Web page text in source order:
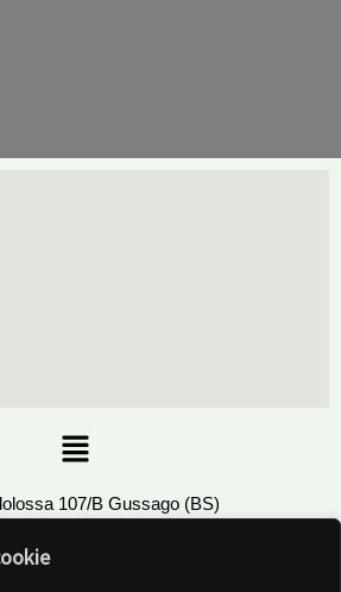
Menu
107/B Gussago (BS)